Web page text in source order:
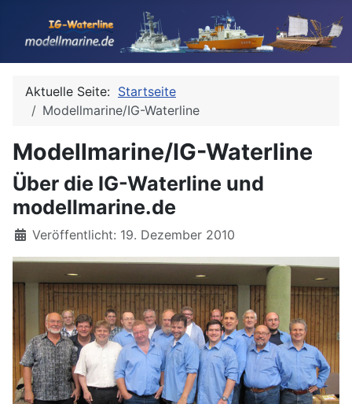
Aktuelle Seite: Startseite
Modellmarine/IG-Waterline
Modellmarine/IG-Waterline
Über die IG-Waterline und
modellmarine.de
Details
Veröffentlicht: 19. Dezember 2010